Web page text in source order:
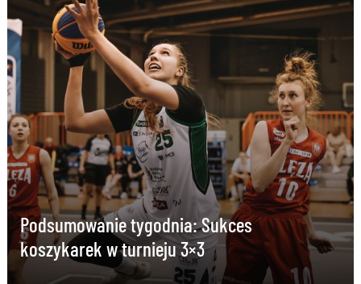
Podsumowanie tygodnia: Sukces
koszykarek w turnieju 3×3